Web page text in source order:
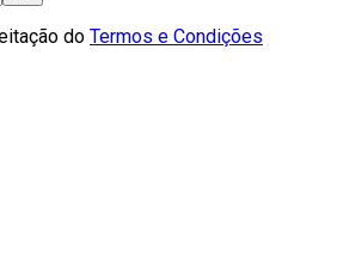
do Termos e Condições